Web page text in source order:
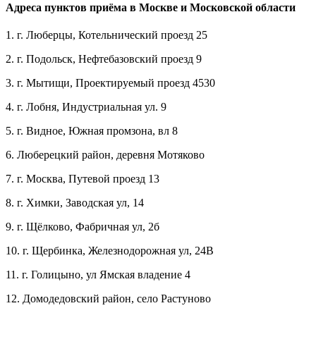
Адреса пунктов приёма в Москве и Московской области
1. г. Люберцы, Котельнический проезд 25
2. г. Подольск, Нефтебазовский проезд 9
3. г. Мытищи, Проектируемый проезд 4530
4. г. Лобня, Индустриальная ул. 9
5. г. Видное, Южная промзона, вл 8
6. Люберецкий район, деревня Мотяково
7. г. Москва, Путевой проезд 13
8. г. Химки, Заводская ул, 14
9. г. Щёлково, Фабричная ул, 2б
10. г. Щербинка, Железнодорожная ул, 24В
11. г. Голицыно, ул Ямская владение 4
12. Домодедовский район, село Растуново